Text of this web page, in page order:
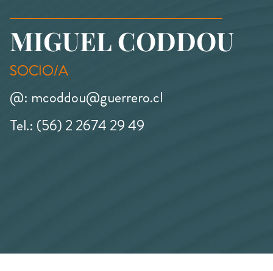
MIGUEL CODDOU
SOCIO/A
@: mcoddou@guerrero.cl
Tel.: (56) 2 2674 29 49